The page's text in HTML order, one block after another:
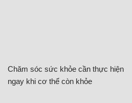
Chăm sóc sức khỏe cần thực hiện
ngay khi cơ thể còn khỏe